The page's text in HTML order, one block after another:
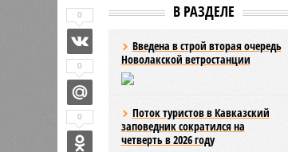
В РАЗДЕЛЕ
Введена в строй вторая очередь
Новолакской ветростанции
Поток туристов в Кавказский
заповедник сократился на
четверть в 2026 году
0
0
0